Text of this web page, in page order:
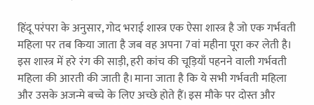
हिंदू परंपरा के अनुसार, गोद भराई शास्त्र एक ऐसा शास्त्र है जो एक गर्भवती
महिला पर तब किया जाता है जब वह अपना 7वां महीना पूरा कर लेती है।
इस शास्त्र में हरे रंग की साड़ी, हरी कांच की चूड़ियाँ पहनने वाली गर्भवती
महिला की आरती की जाती है। माना जाता है कि ये सभी गर्भवती महिला
और उसके अजन्मे बच्चे के लिए अच्छे होते हैं। इस मौके पर दोस्त और